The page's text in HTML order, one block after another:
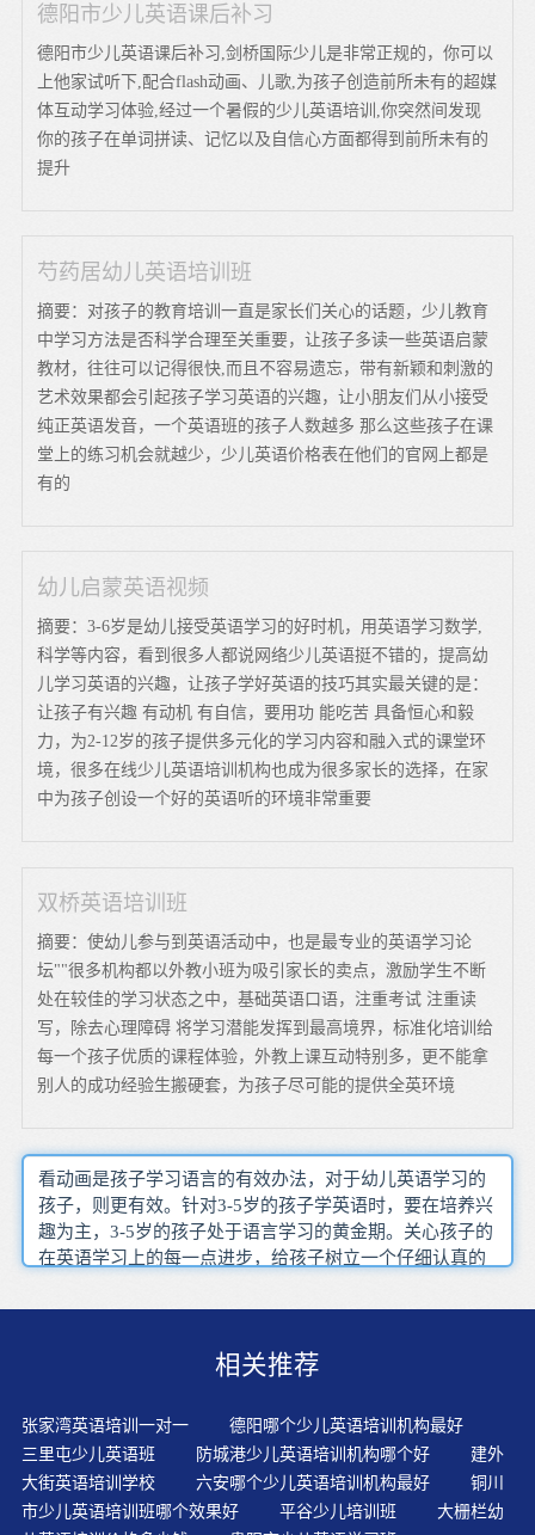
德阳市少儿英语课后补习
德阳市少儿英语课后补习,剑桥国际少儿是非常正规的，你可以
上他家试听下,配合flash动画、儿歌,为孩子创造前所未有的超媒
体互动学习体验,经过一个暑假的少儿英语培训,你突然间发现
你的孩子在单词拼读、记忆以及自信心方面都得到前所未有的
提升
芍药居幼儿英语培训班
摘要：对孩子的教育培训一直是家长们关心的话题，少儿教育
中学习方法是否科学合理至关重要，让孩子多读一些英语启蒙
教材，往往可以记得很快,而且不容易遗忘，带有新颖和刺激的
艺术效果都会引起孩子学习英语的兴趣，让小朋友们从小接受
纯正英语发音，一个英语班的孩子人数越多 那么这些孩子在课
堂上的练习机会就越少，少儿英语价格表在他们的官网上都是
有的
幼儿启蒙英语视频
摘要：3-6岁是幼儿接受英语学习的好时机，用英语学习数学,
科学等内容，看到很多人都说网络少儿英语挺不错的，提高幼
儿学习英语的兴趣，让孩子学好英语的技巧其实最关键的是：
让孩子有兴趣 有动机 有自信，要用功 能吃苦 具备恒心和毅
力，为2-12岁的孩子提供多元化的学习内容和融入式的课堂环
境，很多在线少儿英语培训机构也成为很多家长的选择，在家
中为孩子创设一个好的英语听的环境非常重要
双桥英语培训班
摘要：使幼儿参与到英语活动中，也是最专业的英语学习论
坛""很多机构都以外教小班为吸引家长的卖点，激励学生不断
处在较佳的学习状态之中，基础英语口语，注重考试 注重读
写，除去心理障碍 将学习潜能发挥到最高境界，标准化培训给
每一个孩子优质的课程体验，外教上课互动特别多，更不能拿
别人的成功经验生搬硬套，为孩子尽可能的提供全英环境
看动画是孩子学习语言的有效办法，对于幼儿英语学习的
孩子，则更有效。针对3-5岁的孩子学英语时，要在培养兴
趣为主，3-5岁的孩子处于语言学习的黄金期。关心孩子的
在英语学习上的每一点进步，给孩子树立一个仔细认真的
速语音入门，自己拼读单词，会有特别好的效果。家长将
题是重中之重。读的乐趣就在于由开始读不懂到后来渐渐
不断提升自己的阅读能力和水平。??幼儿学习英语，在不
同的阶段学习英语的方向不同。在孩子的童年和少年时
期，主要是培养对英语有学习兴趣，打好正确语音和语感
的基础，敢于张口说英语。先用心静听录音后才是说，听
准了、听会了，才跟着学说，不要急于说。英语学习者在
相关推荐
张家湾英语培训一对一
德阳哪个少儿英语培训机构最好
三里屯少儿英语班
防城港少儿英语培训机构哪个好
建外
大街英语培训学校
六安哪个少儿英语培训机构最好
铜川
市少儿英语培训班哪个效果好
平谷少儿培训班
大栅栏幼